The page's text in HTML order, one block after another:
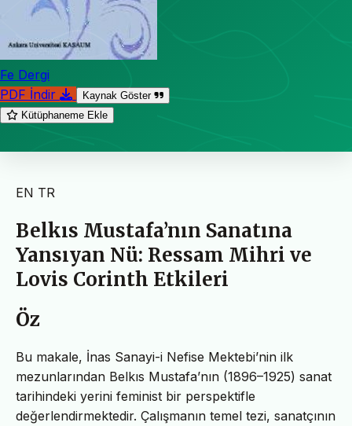
Fe Dergi
PDF İndir
Kaynak Göster
Kütüphaneme Ekle
EN TR
Belkıs Mustafa’nın Sanatına
Yansıyan Nü: Ressam Mihri ve
Lovis Corinth Etkileri
Öz
Bu makale, İnas Sanayi-i Nefise Mektebi’nin ilk
mezunlarından Belkıs Mustafa’nın (1896–1925) sanat
tarihindeki yerini feminist bir perspektifle
değerlendirmektedir. Çalışmanın temel tezi, sanatçının